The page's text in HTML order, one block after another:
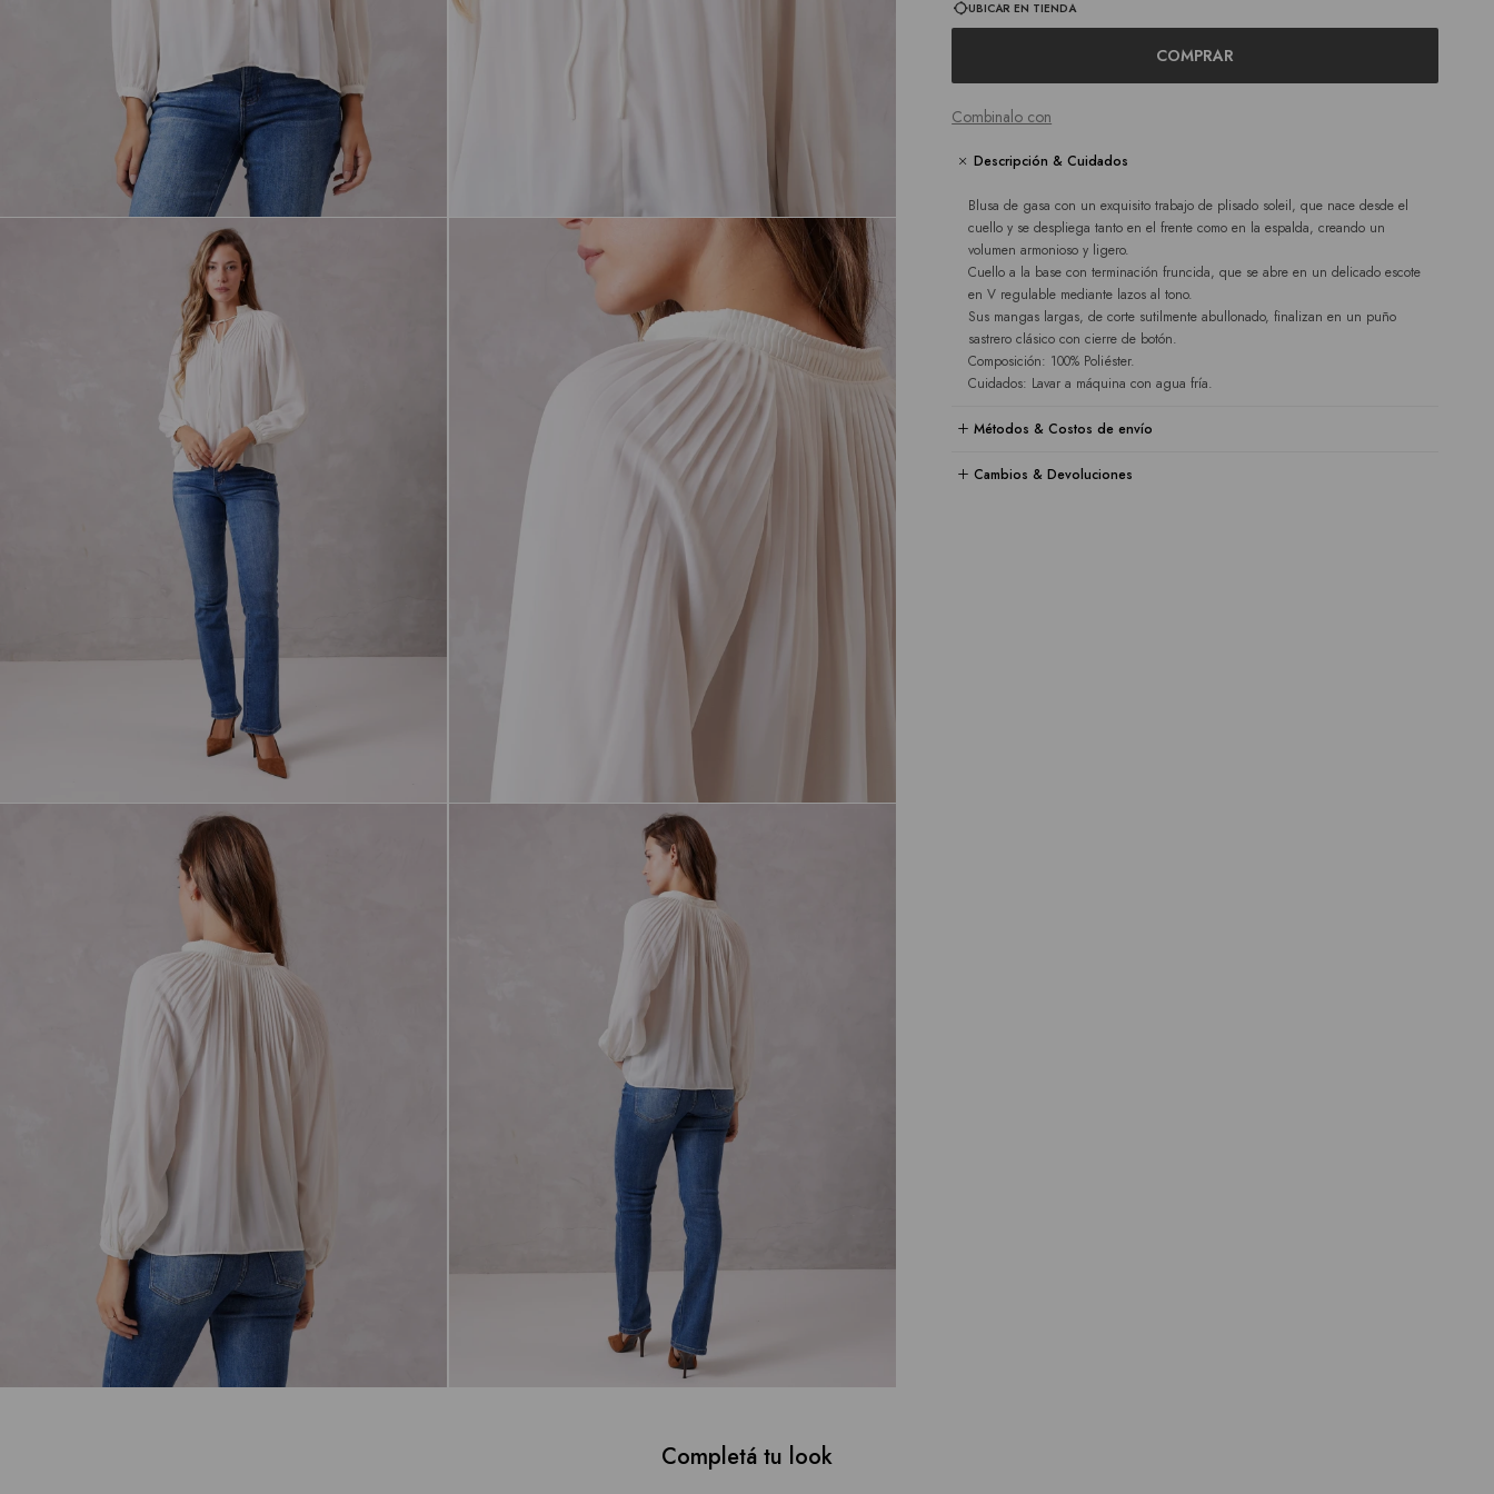
UBICAR EN TIENDA
COMPRAR
Combinalo con
Descripción & Cuidados
Blusa de gasa con un exquisito trabajo de plisado soleil, que nace desde el
cuello y se despliega tanto en el frente como en la espalda, creando un
volumen armonioso y ligero.
Cuello a la base con terminación fruncida, que se abre en un delicado escote
en V regulable mediante lazos al tono.
Sus mangas largas, de corte sutilmente abullonado, finalizan en un puño
sastrero clásico con cierre de botón.
Composición: 100% Poliéster.
Cuidados: Lavar a máquina con agua fría.
Métodos & Costos de envío
Cambios & Devoluciones
Completá tu look